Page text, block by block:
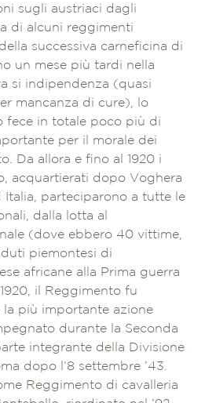
sugli austriaci dagli
di alcuni reggimenti
successiva carneficina di
un mese più tardi nella
si indipendenza (quasi
mancanza di cure), lo
fece in totale poco più di
per il morale dei
Da allora e fino al 1920 i
acquartierati dopo Voghera
parteciparono a tutte le
dalla lotta al
(dove ebbero 40 vittime,
piemontesi di
africane alla Prima guerra
il Reggimento fu
la più importante azione
durante la Seconda
integrante della Divisione
dopo l’8 settembre ’43.
Reggimento di cavalleria